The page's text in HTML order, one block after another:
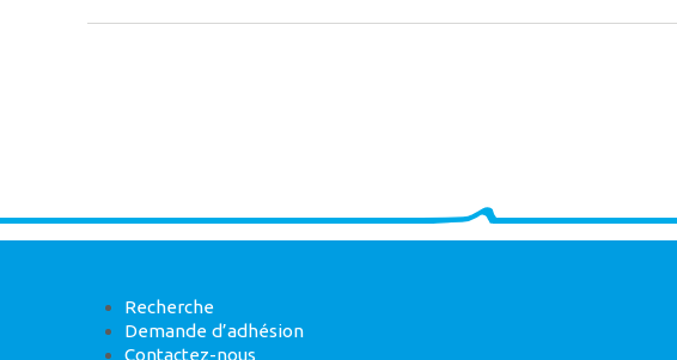
Recherche
Demande d’adhésion
Contactez-nous